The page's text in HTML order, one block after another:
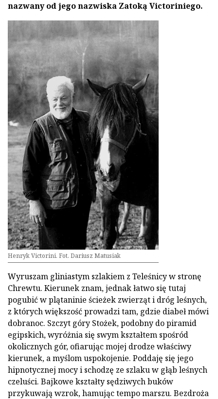
nazwany od jego nazwiska Zatoką Victoriniego.
Henryk Victorini. Fot. Dariusz Matusiak
Wyruszam gliniastym szlakiem z Teleśnicy w stronę
Chrewtu. Kierunek znam, jednak łatwo się tutaj
pogubić w plątaninie ścieżek zwierząt i dróg leśnych,
z których większość prowadzi tam, gdzie diabeł mówi
dobranoc. Szczyt góry Stożek, podobny do piramid
egipskich, wyróżnia się swym kształtem spośród
okolicznych gór, ofiarując mojej drodze właściwy
kierunek, a myślom uspokojenie. Poddaję się jego
hipnotycznej mocy i schodzę ze szlaku w głąb leśnych
czeluści. Bajkowe kształty sędziwych buków
przykuwają wzrok, hamując tempo marszu. Bezdroża